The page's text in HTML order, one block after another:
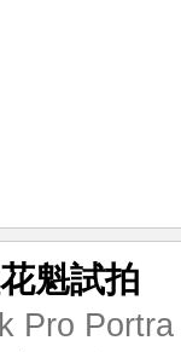
魁試拍
Pro